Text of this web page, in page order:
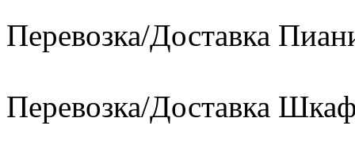
Перевозка/Доставка
Перевозка/Доставка